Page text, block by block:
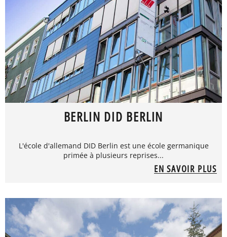
BERLIN DID BERLIN
L'école d'allemand DID Berlin est une école germanique
primée à plusieurs reprises...
EN SAVOIR PLUS